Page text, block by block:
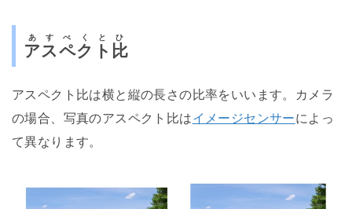
アスペクト比
あすぺくとひ
アスペクト比は横と縦の長さの比率をいいます。カメラ
の場合、写真のアスペクト比はイメージセンサーによっ
て異なります。